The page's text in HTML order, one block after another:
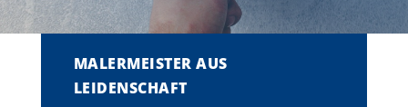
MALERMEISTER AUS
LEIDENSCHAFT